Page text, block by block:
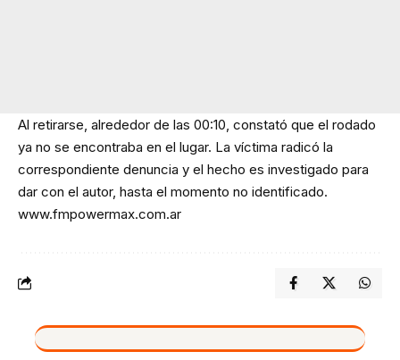
Al retirarse, alrededor de las 00:10, constató que el rodado
ya no se encontraba en el lugar. La víctima radicó la
correspondiente denuncia y el hecho es investigado para
dar con el autor, hasta el momento no identificado.
www.fmpowermax.com.ar
VIVO